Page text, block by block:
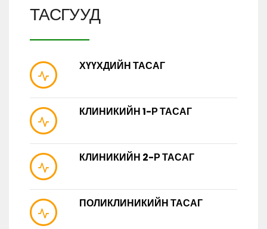
ТАСГУУД
ХҮҮХДИЙН ТАСАГ
КЛИНИКИЙН 1-Р ТАСАГ
КЛИНИКИЙН 2-Р ТАСАГ
ПОЛИКЛИНИКИЙН ТАСАГ